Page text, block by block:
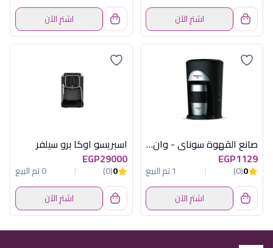
اشترِ الآن
اشترِ الآن
صانع القهوة سوناي - وان، 460 وات، كوب حراري، SH-1211
EGP1129
0
(0)
1 تم البيع
اشترِ الآن
اسبريسو اوكا برو سيلفر
EGP29000
0
(0)
0 تم البيع
اشترِ الآن